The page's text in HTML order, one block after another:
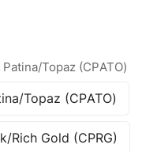
Patina/Topaz (CPАТО)
Topaz (CPАТО)
Rich Gold (CPRG)